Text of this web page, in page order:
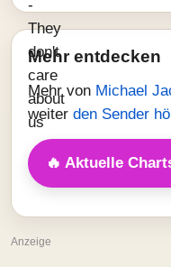
Mehr entdecken
Mehr von Michael
weiter den Sender
🔥 Aktuelle
Anzeige